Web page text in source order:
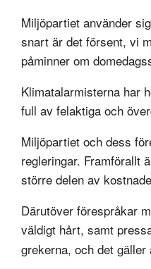
Miljöpartiet använder
snart är det försent, vi
påminner om
Klimatalarmisterna har
full av felaktiga och
Miljöpartiet och dess
regleringar. Framförallt
större delen av
Därutöver förespråkar
väldigt hårt, samt
grekerna, och det